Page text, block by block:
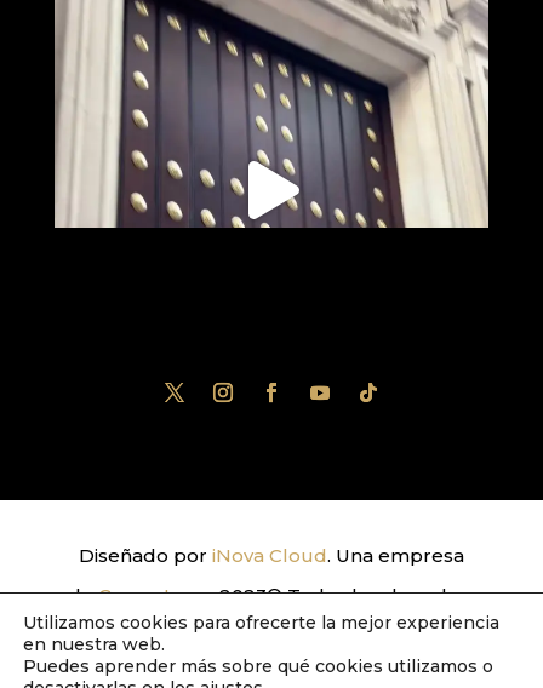
Diseñado por iNova Cloud. Una empresa
deGrupo Inova2023© Todos los derechos
reservados.Política de Privacidad|Aviso
Legal|Política de Cookies
Utilizamos cookies para ofrecerte la mejor experiencia
en nuestra web.
Puedes aprender más sobre qué cookies utilizamos o